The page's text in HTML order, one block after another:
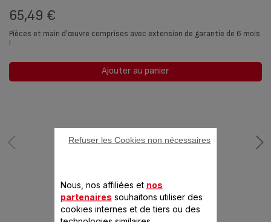
65,49 €
Pièces et main d'œuvre comprises avec extension de garantie de 6 mois
!
Ajouter au panier
CONÇU POUR 8
Nous, nos affiliées et nos
partenaires souhaitons utiliser des
cookies internes et de tiers ou des
Refuser les Cookies non nécessaires